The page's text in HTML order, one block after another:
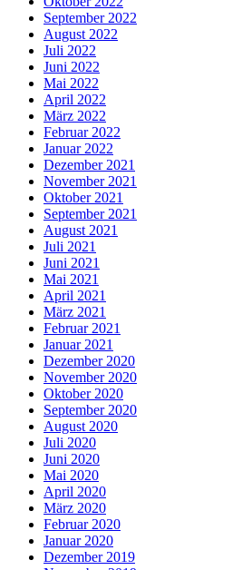
September 2022
August 2022
Juli 2022
Juni 2022
Mai 2022
April 2022
März 2022
Februar 2022
Januar 2022
Dezember 2021
November 2021
Oktober 2021
September 2021
August 2021
Juli 2021
Juni 2021
Mai 2021
April 2021
März 2021
Februar 2021
Januar 2021
Dezember 2020
November 2020
Oktober 2020
September 2020
August 2020
Juli 2020
Juni 2020
Mai 2020
April 2020
März 2020
Februar 2020
Januar 2020
Dezember 2019